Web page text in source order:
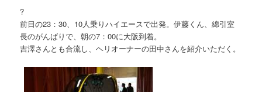
?
前日の23：30、10人乗りハイエースで出発。伊藤くん、綿引室
長のがんばりで、朝の7：00に大阪到着。
吉澤さんとも合流し、ヘリオーナーの田中さんを紹介いただく。